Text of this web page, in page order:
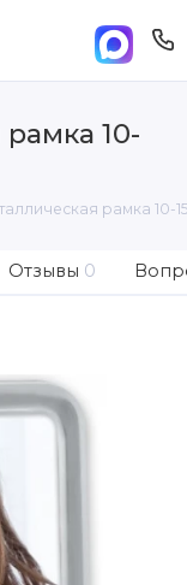
10-
рамка 10-15
Отзывы 0